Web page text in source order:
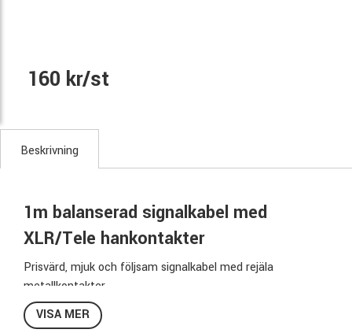
160 kr/st
Beskrivning
1m balanserad signalkabel med
XLR/Tele hankontakter
Prisvärd, mjuk och följsam signalkabel med rejäla
metallkontakter.
Här får du en bra kabel med bra signalåtergivning till ett bra
pris!
VISA MER